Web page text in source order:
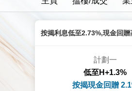
按揭利息低至2.73%,現金回贈
計劃一
低至H+1.3%
按揭現金回贈